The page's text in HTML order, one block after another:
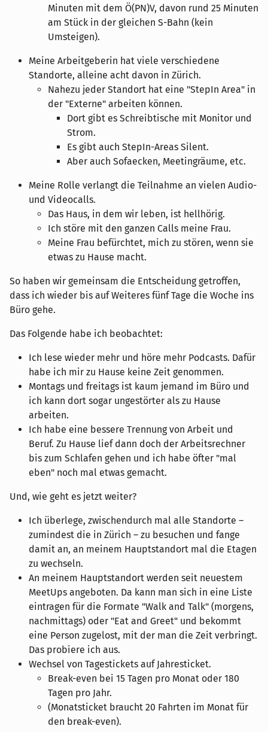
Minuten mit dem Ö(PN)V, davon rund 25 Minuten
am Stück in der gleichen S-Bahn (kein
Umsteigen).
Meine Arbeitgeberin hat viele verschiedene
Standorte, alleine acht davon in Zürich.
Nahezu jeder Standort hat eine "StepIn Area" in
der "Externe" arbeiten können.
Dort gibt es Schreibtische mit Monitor und
Strom.
Es gibt auch StepIn-Areas Silent.
Aber auch Sofaecken, Meetingräume, etc.
Meine Rolle verlangt die Teilnahme an vielen Audio-
und Videocalls.
Das Haus, in dem wir leben, ist hellhörig.
Ich störe mit den ganzen Calls meine Frau.
Meine Frau befürchtet, mich zu stören, wenn sie
etwas zu Hause macht.
So haben wir gemeinsam die Entscheidung getroffen,
dass ich wieder bis auf Weiteres fünf Tage die Woche ins
Büro gehe.
Das Folgende habe ich beobachtet:
Ich lese wieder mehr und höre mehr Podcasts. Dafür
habe ich mir zu Hause keine Zeit genommen.
Montags und freitags ist kaum jemand im Büro und
ich kann dort sogar ungestörter als zu Hause
arbeiten.
Ich habe eine bessere Trennung von Arbeit und
Beruf. Zu Hause lief dann doch der Arbeitsrechner
bis zum Schlafen gehen und ich habe öfter "mal
eben" noch mal etwas gemacht.
Und, wie geht es jetzt weiter?
Ich überlege, zwischendurch mal alle Standorte –
zumindest die in Zürich – zu besuchen und fange
damit an, an meinem Hauptstandort mal die Etagen
zu wechseln.
An meinem Hauptstandort werden seit neuestem
MeetUps angeboten. Da kann man sich in eine Liste
eintragen für die Formate "Walk and Talk" (morgens,
nachmittags) oder "Eat and Greet" und bekommt
eine Person zugelost, mit der man die Zeit verbringt.
Das probiere ich aus.
Wechsel von Tagestickets auf Jahresticket.
Break-even bei 15 Tagen pro Monat oder 180
Tagen pro Jahr.
(Monatsticket braucht 20 Fahrten im Monat für
den break-even).